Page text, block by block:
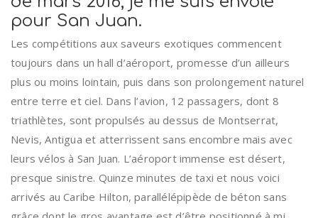
pour San Juan.
Les compétitions aux saveurs exotiques commencent
toujours dans un hall d’aéroport, promesse d’un ailleurs
plus ou moins lointain, puis dans son prolongement naturel
entre terre et ciel. Dans l’avion, 12 passagers, dont 8
triathlètes, sont propulsés au dessus de Montserrat,
Nevis, Antigua et atterrissent sans encombre mais avec
leurs vélos à San Juan. L’aéroport immense est désert,
presque sinistre. Quinze minutes de taxi et nous voici
arrivés au Caribe Hilton, parallélépipède de béton sans